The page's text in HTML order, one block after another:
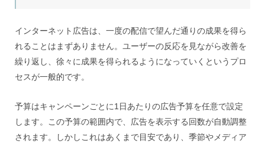
インターネット広告は、一度の配信で望んだ通りの成果を得ら
れることはまずありません。ユーザーの反応を見ながら改善を
繰り返し、徐々に成果を得られるようになっていくというプロ
セスが一般的です。
予算はキャンペーンごとに1日あたりの広告予算を任意で設定
します。この予算の範囲内で、広告を表示する回数が自動調整
されます。しかしこれはあくまで目安であり、季節やメディア